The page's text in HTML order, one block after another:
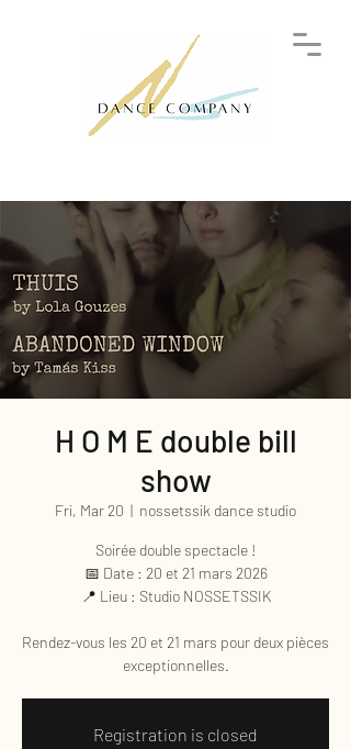
H O M E double bill
show
Fri, Mar 20
  |
nossetssik dance studio
Soirée double spectacle !
📅 Date : 20 et 21 mars 2026
📍 Lieu : Studio NOSSETSSIK
Rendez-vous les 20 et 21 mars pour deux pièces
exceptionnelles.
Registration is closed